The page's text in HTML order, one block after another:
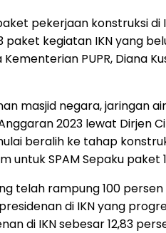
pekerjaan konstruksi di
paket kegiatan IKN yang
PUPR, Diana
masjid negara, jaringan
2023 lewat Dirjen
beralih ke tahap
SPAM Sepaku paket
telah rampung 100
di IKN yang
di IKN sebesar 12,83